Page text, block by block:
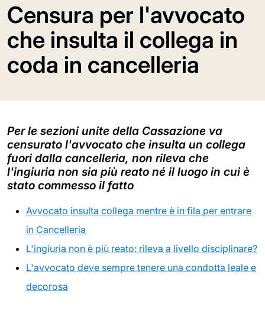
Censura per l'avvocato
che insulta il collega in
coda in cancelleria
Per le sezioni unite della Cassazione va
censurato l'avvocato che insulta un collega
fuori dalla cancelleria, non rileva che
l'ingiuria non sia più reato né il luogo in cui è
stato commesso il fatto
Avvocato insulta collega mentre è in fila per entrare
in Cancelleria
L'ingiuria non è più reato: rileva a livello disciplinare?
L'avvocato deve sempre tenere una condotta leale e
decorosa